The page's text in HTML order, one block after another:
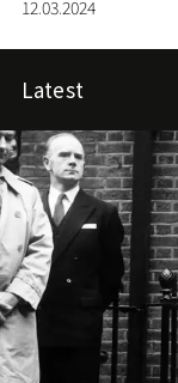
12.03.2024
Latest